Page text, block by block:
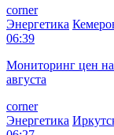
corner
Энергетика
06:39
Мониторинг цен
августа
corner
Энергетика